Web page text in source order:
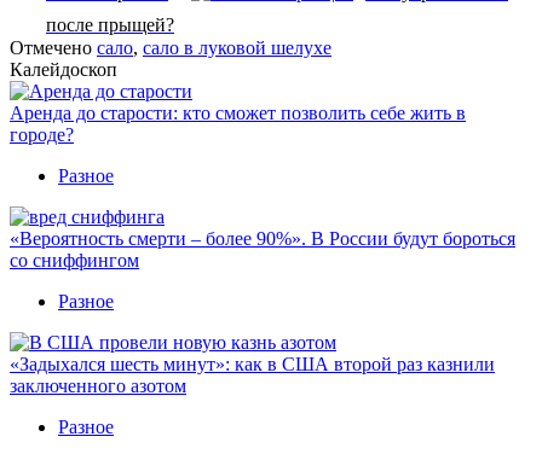
после прыщей?
Отмечено сало, сало в луковой шелухе
Калейдоскоп
Аренда до старости: кто сможет позволить себе жить в
городе?
Разное
«Вероятность смерти – более 90%». В России будут бороться
со сниффингом
Разное
«Задыхался шесть минут»: как в США второй раз казнили
заключенного азотом
Разное